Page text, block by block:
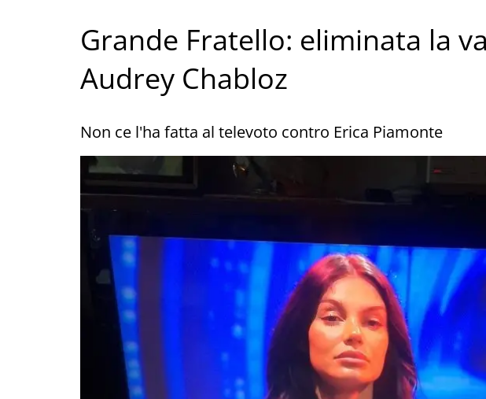
Grande Fratello: eliminata la
Audrey Chabloz
Non ce l'ha fatta al televoto contro Erica Piamonte